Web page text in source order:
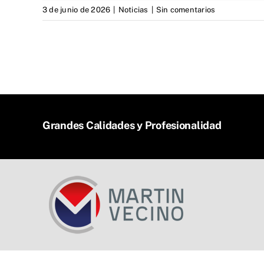
3 de junio de 2026 Noticias Sin comentarios
Grandes Calidades y Profesionalidad